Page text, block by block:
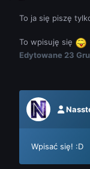
To ja się piszę
To wpisuję się
Edytowane 23
Wpisać się! :D